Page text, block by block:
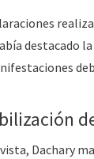
destacado
Dachary